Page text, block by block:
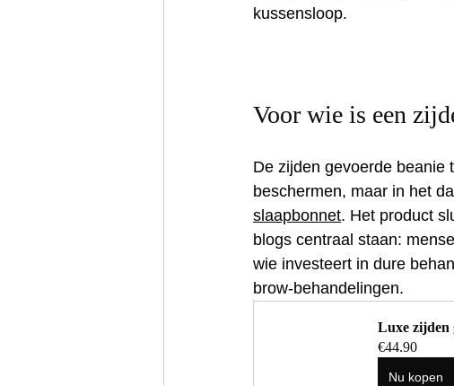
kussensloop.
Voor wie is een
De zijden gevoerde beanie
beschermen, maar in het
slaapbonnet. Het product
blogs centraal staan:
wie investeert in dure
brow‑behandelingen.
Luxe zijden
€44.90
Nu kopen